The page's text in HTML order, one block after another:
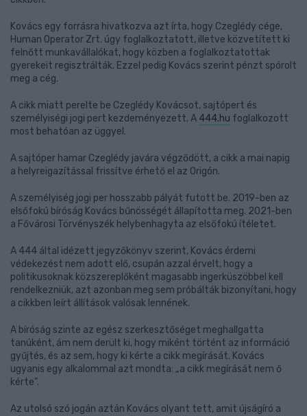
Kovács egy forrásra hivatkozva azt írta, hogy Czeglédy cége,
Human Operator Zrt. úgy foglalkoztatott, illetve közvetített ki
felnőtt munkavállalókat, hogy közben a foglalkoztatottak
gyerekeit regisztrálták. Ezzel pedig Kovács szerint pénzt spórolt
meg a cég.
A cikk miatt perelte be Czeglédy Kovácsot, sajtópert és
személyiségi jogi pert kezdeményezett. A 444.hu foglalkozott
most behatóan az üggyel.
A sajtóper hamar Czeglédy javára végződött, a cikk a mai napig
a helyreigazítással frissítve érhető el az Origón.
A személyiség jogi per hosszabb pályát futott be. 2019-ben az
elsőfokú bíróság Kovács bűnösségét állapította meg. 2021-ben
a Fővárosi Törvényszék helybenhagyta az elsőfokú ítéletet.
A 444 által idézett jegyzőkönyv szerint, Kovács érdemi
védekezést nem adott elő, csupán azzal érvelt, hogy a
politikusoknak közszereplőként magasabb ingerküszöbbel kell
rendelkezniük, azt azonban meg sem próbálták bizonyítani, hogy
a cikkben leírt állítások valósak lennének.
A bíróság szinte az egész szerkesztőséget meghallgatta
tanúként, ám nem derült ki, hogy miként történt az információ
gyűjtés, és az sem, hogy ki kérte a cikk megírását. Kovács
ugyanis egy alkalommal azt mondta: „a cikk megírását nem ő
kérte”.
Az utolsó szó jogán aztán Kovács olyant tett, amit újságíró a